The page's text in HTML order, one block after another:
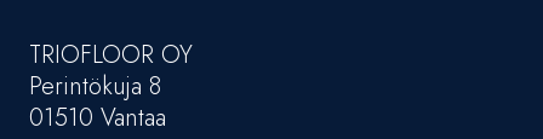
TRIOFLOOR OY
Perintökuja 8
01510 Vantaa